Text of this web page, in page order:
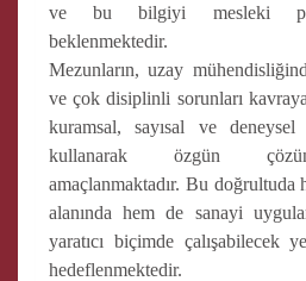
ve bu bilgiyi mesleki
beklenmektedir.
Mezunların, uzay
ve çok disiplinli sorunları
kuramsal, sayısal ve deneysel
kullanarak özgün
amaçlanmaktadır. Bu doğrultuda
alanında hem de sanayi
yaratıcı biçimde çalışabilecek
hedeflenmektedir.